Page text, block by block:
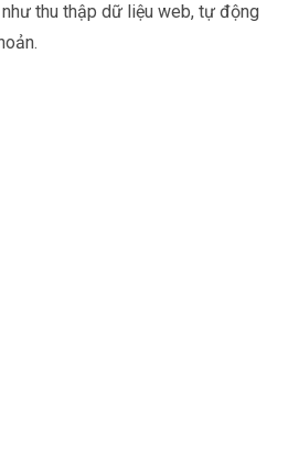
thu thập dữ liệu web, tự động